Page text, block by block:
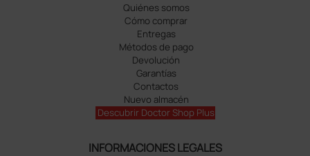
Quiénes somos
Cómo comprar
Entregas
Métodos de pago
Devolución
Garantías
Contactos
Nuevo almacén
Descubrir Doctor Shop Plus
INFORMACIONES LEGALES